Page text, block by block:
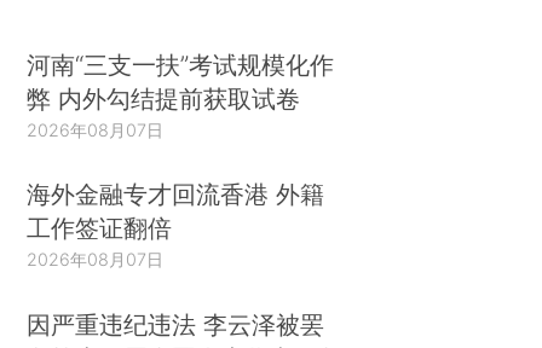
河南“三支一扶”考试规模化作
弊 内外勾结提前获取试卷
2026年08月07日
海外金融专才回流香港 外籍
工作签证翻倍
2026年08月07日
因严重违纪违法 李云泽被罢